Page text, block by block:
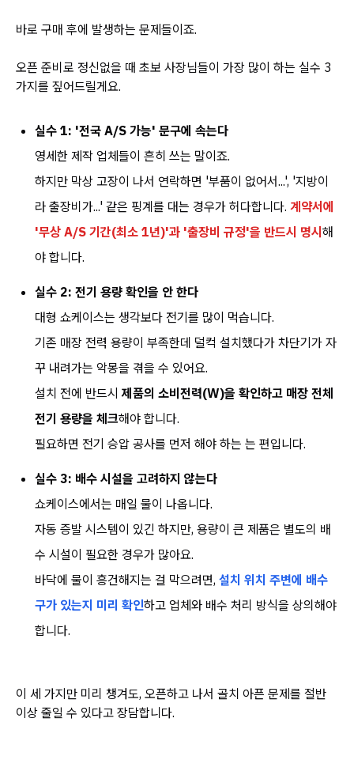
바로 구매 후에 발생하는 문제들이죠.
오픈 준비로 정신없을 때 초보 사장님들이 가장 많이 하는 실수 3
가지를 짚어드릴게요.
실수 1: '전국 A/S 가능' 문구에 속는다
영세한 제작 업체들이 흔히 쓰는 말이죠.
하지만 막상 고장이 나서 연락하면 '부품이 없어서...', '지방이
라 출장비가...' 같은 핑계를 대는 경우가 허다합니다. 계약서에
'무상 A/S 기간(최소 1년)'과 '출장비 규정'을 반드시 명시 해
야 합니다.
실수 2: 전기 용량 확인을 안 한다
대형 쇼케이스는 생각보다 전기를 많이 먹습니다.
기존 매장 전력 용량이 부족한데 덜컥 설치했다가 차단기가 자
꾸 내려가는 악몽을 겪을 수 있어요.
설치 전에 반드시제품의 소비전력(W)을 확인하고 매장 전체
전기 용량을 체크해야 합니다.
필요하면 전기 승압 공사를 먼저 해야 하는 는 편입니다.
실수 3: 배수 시설을 고려하지 않는다
쇼케이스에서는 매일 물이 나옵니다.
자동 증발 시스템이 있긴 하지만, 용량이 큰 제품은 별도의 배
수 시설이 필요한 경우가 많아요.
바닥에 물이 흥건해지는 걸 막으려면, 설치 위치 주변에 배수
구가 있는지 미리 확인하고 업체와 배수 처리 방식을 상의해야
합니다.
이 세 가지만 미리 챙겨도, 오픈하고 나서 골치 아픈 문제를 절반
이상 줄일 수 있다고 장담합니다.